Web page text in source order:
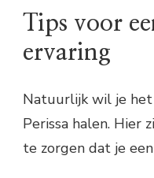
Tips voor
ervaring
Natuurlijk wil je het
Perissa halen. Hier
te zorgen dat je